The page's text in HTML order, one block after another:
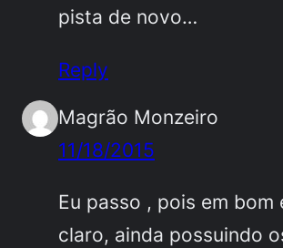
pista de novo…
Reply
Magrão Monzeiro
11/18/2015
Eu passo , pois em
claro, ainda possuindo